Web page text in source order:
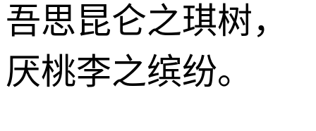
吾思昆仑之琪树，
厌桃李之缤纷。